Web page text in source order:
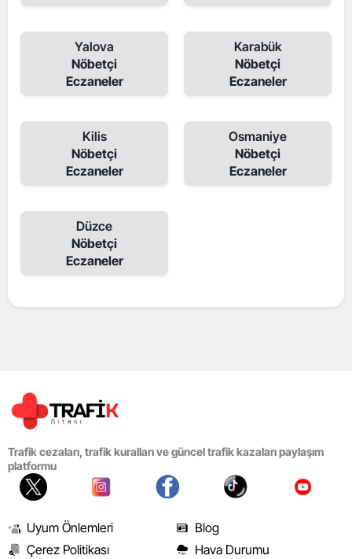
Yalova
Nöbetçi
Eczaneler
Karabük
Nöbetçi
Eczaneler
Kilis
Nöbetçi
Eczaneler
Osmaniye
Nöbetçi
Eczaneler
Düzce
Nöbetçi
Eczaneler
Trafik cezaları, trafik kuralları ve güncel trafik kazaları paylaşım
platformu
Uyum Önlemleri
Çerez Politikası
Blog
Hava Durumu